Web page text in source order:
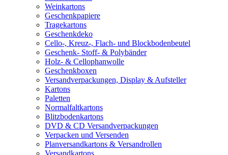
Weinkartons
Geschenkpapiere
Tragekartons
Geschenkdeko
Cello-, Kreuz-, Flach- und Blockbodenbeutel
Geschenk- Stoff- & Polybänder
Holz- & Cellophanwolle
Geschenkboxen
Versandverpackungen, Display & Aufsteller
Kartons
Paletten
Normalfaltkartons
Blitzbodenkartons
DVD & CD Versandverpackungen
Verpacken und Versenden
Planversandkartons & Versandrollen